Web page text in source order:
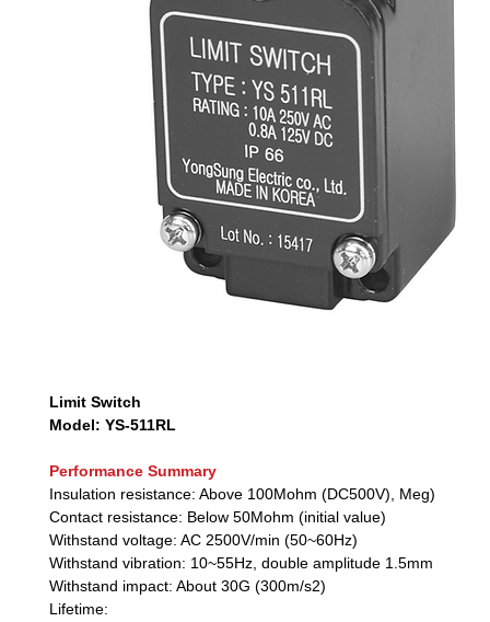
Limit Switch
Model: YS-511RL
Performance Summary
Insulation resistance: Above 100Mohm (DC500V), Meg)
Contact resistance: Below 50Mohm (initial value)
Withstand voltage: AC 2500V/min (50~60Hz)
Withstand vibration: 10~55Hz, double amplitude 1.5mm
Withstand impact: About 30G (300m/s2)
Lifetime: